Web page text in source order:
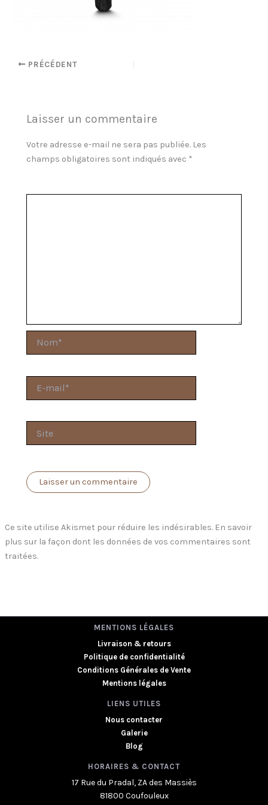
PRÉCÉDENT
Laisser un commentaire
Votre adresse e-mail ne sera pas publiée. Les
champs obligatoires sont indiqués avec *
mail*
Ce site utilise Akismet pour réduire les indésirables. En savoir
plus sur la façon dont les données de vos commentaires sont
traitées.
MENTIONS LÉGALES
Livraison & retours
Politique de confidentialité
Conditions Générales de Vente
Mentions légales
LIENS UTILES
Nous contacter
Galerie
Blog
HORAIRES & CONTACT
17 Rue du Pradal, ZA des Massiès
81800 Coufouleux